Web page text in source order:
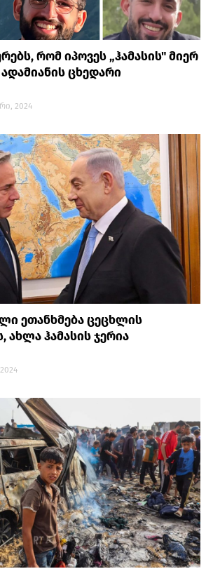
რომ იპოვეს „ჰამასის" მიერ
ცხედარი
2024
ეთანხმება ცეცხლის
ახლა ჰამასის ჯერია